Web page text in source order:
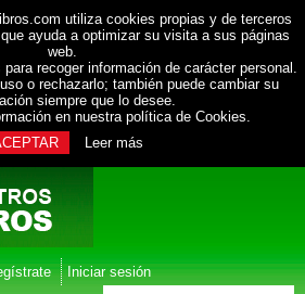
utiliza cookies propias y de terceros
ayuda a optimizar su visita a sus páginas
web.
recoger información de carácter personal.
o rechazarlo; también puede cambiar su
siempre que lo desee.
en nuestrapolítica de Cookies.
Leer más
Iniciar sesión